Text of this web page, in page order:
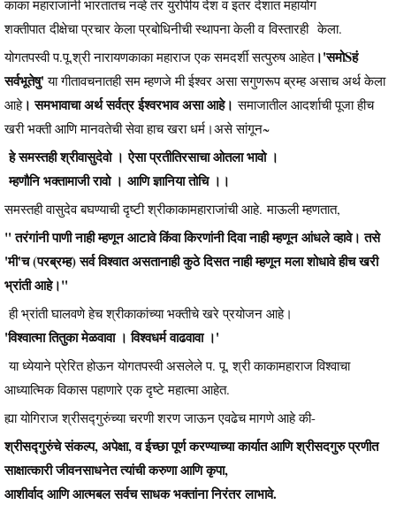
काका महाराजांनी भारतातच नव्हे तर युरोपीय देश व इतर देशात महायोग
शक्तीपात दीक्षेचा प्रचार केला प्रबोधिनीची स्थापना केली व विस्तारही केला.
योगतपस्वी प.पू.श्री नारायणकाका महाराज एक समदर्शी सत्पुरुष आहेत।'समोSहं
सर्वभूतेषु' या गीतावचनातही सम म्हणजे मी ईश्वर असा सगुणरूप ब्रम्ह असाच अर्थ केला
आहे। समभावाचा अर्थ सर्वत्र ईश्वरभाव असा आहे।समाजातील आदर्शाची पूजा हीच
खरी भक्ती आणि मानवतेची सेवा हाच खरा धर्म।असे सांगून~
हे समस्तही श्रीवासुदेवो । ऐसा प्रतीतिरसाचा ओतला भावो ।
म्हणौनि भक्तामाजी रावो । आणि ज्ञानिया तोचि ।।
समस्तही वासुदेव बघण्याची दृष्टी श्रीकाकामहाराजांची आहे. माऊली म्हणतात,
" तरंगांनी पाणी नाही म्हणून आटावे किंवा किरणांनी दिवा नाही म्हणून आंधले व्हावे। तसे
'मी'च (परब्रम्ह) सर्व विश्वात असतानाही कुठे दिसत नाही म्हणून मला शोधावे हीच खरी
भ्रांती आहे।"
ही भ्रांती घालवणे हेच श्रीकाकांच्या भक्तीचे खरे प्रयोजन आहे।
'विश्वात्मा तितुका मेळवावा । विश्वधर्म वाढवावा ।'
या ध्येयाने प्रेरित होऊन योगतपस्वी असलेले प. पू. श्री काकामहाराज विश्वाचा
आध्यात्मिक विकास पहाणारे एक दृष्टे महात्मा आहेत.
ह्या योगिराज श्रीसद्गुरुंच्या चरणी शरण जाऊन एवढेच मागणे आहे की-
श्रीसद्गुरुंचे संकल्प, अपेक्षा, व ईच्छा पूर्ण करण्याच्या कार्यात आणि श्रीसदगुरु प्रणीत
साक्षात्कारी जीवनसाधनेत त्यांची करुणा आणि कृपा,
आशीर्वाद आणि आत्मबल सर्वच साधक भक्तांना निरंतर लाभावे.